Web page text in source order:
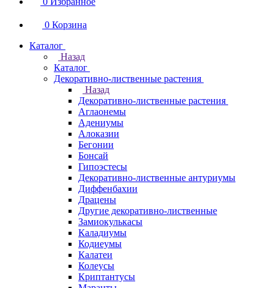
0 Корзина
Каталог
Назад
Каталог
Декоративно-лиственные растения
Назад
Декоративно-лиственные растения
Аглаонемы
Адениумы
Алоказии
Бегонии
Бонсай
Гипоэстесы
Декоративно-лиственные антуриумы
Диффенбахии
Драцены
Другие декоративно-лиственные
Замиокулькасы
Каладиумы
Кодиеумы
Калатеи
Колеусы
Криптантусы